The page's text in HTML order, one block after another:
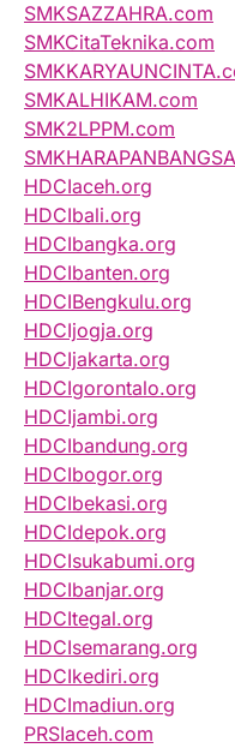
SMKSAZZAHRA.com
SMKCitaTeknika.com
SMKALHIKAM.com
SMK2LPPM.com
HDCIaceh.org
HDCIbali.org
HDCIbangka.org
HDCIbanten.org
HDCIBengkulu.org
HDCIjogja.org
HDCIjakarta.org
HDCIgorontalo.org
HDCIjambi.org
HDCIbandung.org
HDCIbogor.org
HDCIbekasi.org
HDCIdepok.org
HDCIsukabumi.org
HDCIbanjar.org
HDCItegal.org
HDCIsemarang.org
HDCIkediri.org
HDCImadiun.org
PRSIaceh.com